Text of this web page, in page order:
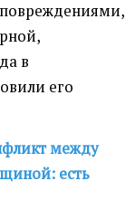
в
его
между
есть